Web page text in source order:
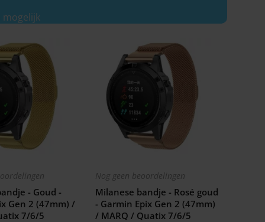
mogelijk
- Goud -
Gen 2 (47mm) /
7/6/5
Nog geen beoordelingen
Milanese bandje - Rosé goud
- Garmin Epix Gen 2 (47mm)
/ MARQ / Quatix 7/6/5